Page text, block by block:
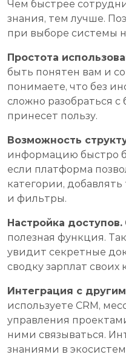
Чем быстрее
знания, тем лучше.
при выборе системы
Простота
быть понятен вам и
понимаете, что без
сложно разобраться с
принесет пользу.
Возможность
информацию быстро
если платформа
категории, добавлять
и фильтры.
Настройка доступов.
полезная функция.
увидит секретные
сводку зарплат своих
Интеграция с
используете CRM,
управления
ними связываться.
знаниями в